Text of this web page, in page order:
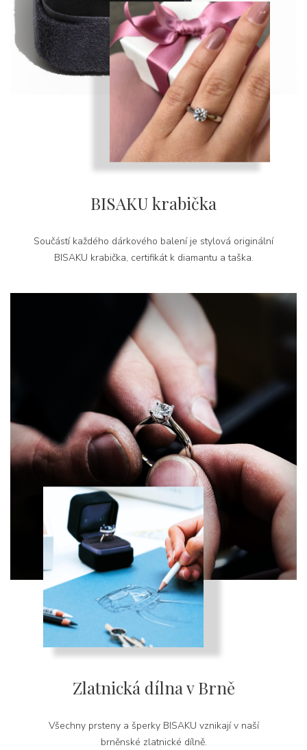
BISAKU krabička
Součástí každého dárkového balení je stylová originální
BISAKU krabička, certifikát k diamantu a taška.
Zlatnická dílna v Brně
Všechny prsteny a šperky BISAKU vznikají v naší
brněnské zlatnické dílně.